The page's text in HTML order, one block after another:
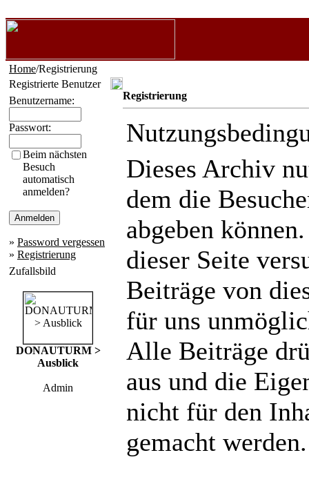
Home/Registrierung
Registrierte Benutzer
Benutzername:
Passwort:
Beim nächsten
Besuch
automatisch
anmelden?
» Password vergessen
» Registrierung
Zufallsbild
DONAUTURM >
Ausblick
Admin
Registrierung
Dieses Archiv
dem die
abgeben
dieser Seite
Beiträge von
für uns
Alle Beiträge
aus und die
nicht für den
gemacht werden.